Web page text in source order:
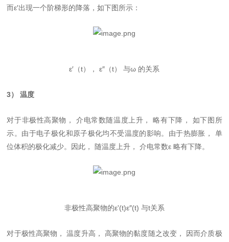
而ε′出现一个阶梯形的降落，如下图所示：
ε′（t）， ε″（t） 与ω 的关系
3） 温度
对于非极性高聚物， 介电常数随温度上升， 略有下降， 如下图所
示。由于电子极化和原子极化均不受温度的影响。由于热膨胀， 单
位体积的极化减少。因此， 随温度上升， 介电常数ε 略有下降。
非极性高聚物的ε'(t)ε″(t) 与t关系
对于极性高聚物， 温度升高， 高聚物的黏度随之改变， 因而介质极